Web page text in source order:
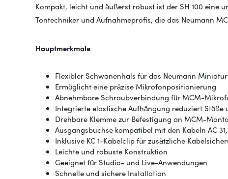
Kompakt, leicht und äußerst robust ist der SH 100 eine
Tontechniker und Aufnahmeprofis, die das Neumann
Hauptmerkmale
Flexibler Schwanenhals für das Neumann
Ermöglicht eine präzise Mikrofonpositionierung
Abnehmbare Schraubverbindung für MCM-
Integrierte elastische Aufhängung reduziert Stöße
Drehbare Klemme zur Befestigung an MCM-
Ausgangsbuchse kompatibel mit den Kabeln AC
Inklusive KC 1-Kabelclip für zusätzliche
Leichte und robuste Konstruktion
Geeignet für Studio- und Live-Anwendungen
Schnelle und sichere Installation